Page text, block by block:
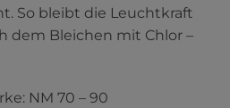
So bleibt die Leuchtkraft
dem Bleichen mit Chlor –
NM 70 – 90